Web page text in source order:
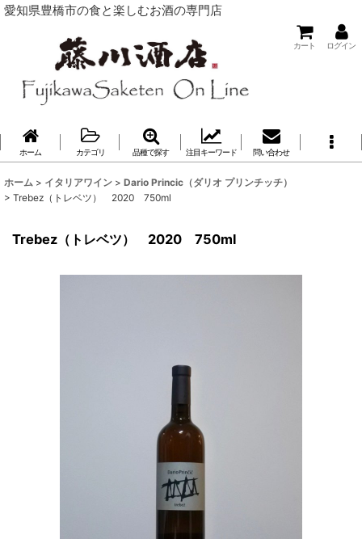
愛知県豊橋市の食と楽しむお酒の専門店
カート ログイン
ホーム カテゴリ 品種で探す 注目キーワード 問い合わせ
ホーム > イタリアワイン > Dario Princic（ダリオ プリンチッチ）
> Trebez（トレベツ） 2020 750ml
Trebez（トレベツ） 2020 750ml